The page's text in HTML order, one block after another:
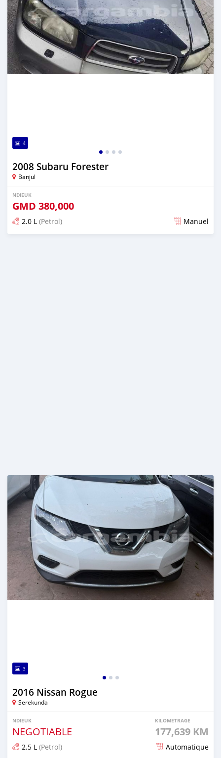
4
2008 Subaru Forester
Banjul
NDIEUK
GMD 380,000
2.0 L (Petrol) Manuel
3
2016 Nissan Rogue
Serekunda
NDIEUK
NEGOTIABLE
KILOMETRAGE
177,639 KM
2.5 L (Petrol) Automatique